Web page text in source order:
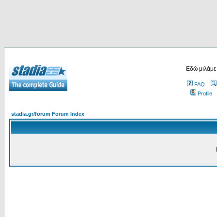
Εδώ
FAQ
Profile
stadia.gr/forum Forum Index